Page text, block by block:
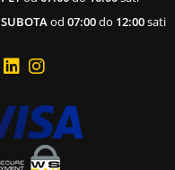
SUBOTAod07:00do 12:00sati